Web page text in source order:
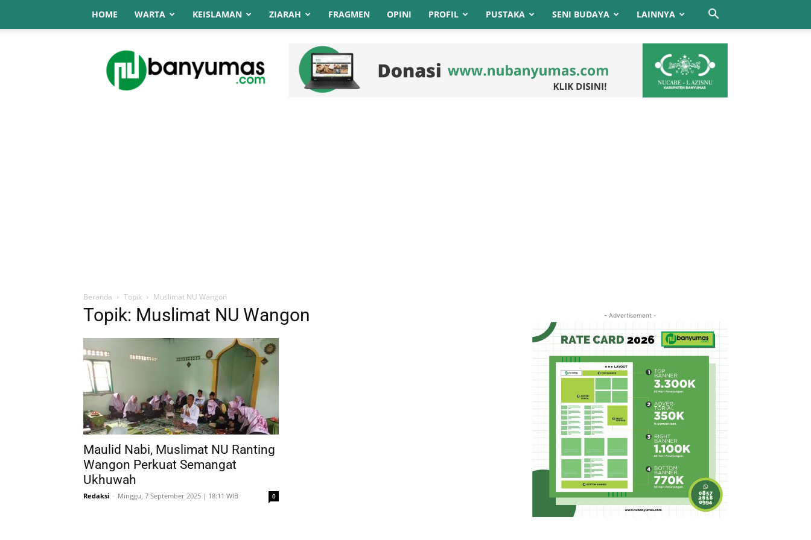
HOME WARTA KEISLAMAN ZIARAH FRAGMEN OPINI PROFIL PUSTAKA SENI BUDAYA LAINNYA
NU
Online
Banyumas
Beranda Topik Muslimat NU Wangon
Topik: Muslimat NU Wangon
Maulid Nabi, Muslimat NU Ranting
Wangon Perkuat Semangat
Ukhuwah
Redaksi - Minggu, 7 September 2025 | 18:11 WIB 0
- Advertisement -